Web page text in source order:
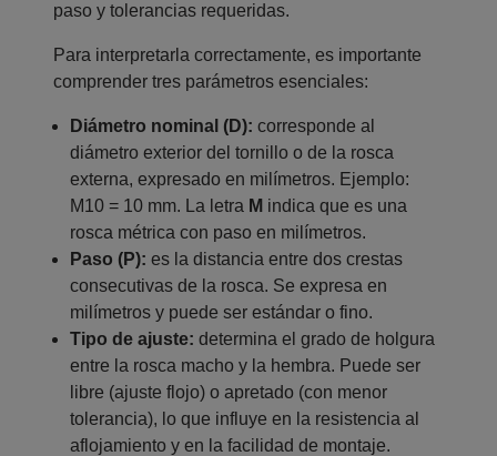
paso y tolerancias requeridas.
Para interpretarla correctamente, es importante
comprender tres parámetros esenciales:
Diámetro nominal (D): corresponde al
diámetro exterior del tornillo o de la rosca
externa, expresado en milímetros. Ejemplo:
M10 = 10 mm. La letra M indica que es una
rosca métrica con paso en milímetros.
Paso (P): es la distancia entre dos crestas
consecutivas de la rosca. Se expresa en
milímetros y puede ser estándar o fino.
Tipo de ajuste: determina el grado de holgura
entre la rosca macho y la hembra. Puede ser
libre (ajuste flojo) o apretado (con menor
tolerancia), lo que influye en la resistencia al
aflojamiento y en la facilidad de montaje.